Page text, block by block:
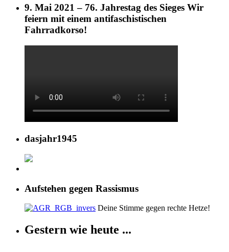
9. Mai 2021 – 76. Jahrestag des Sieges Wir
feiern mit einem antifaschistischen
Fahrradkorso!
dasjahr1945
Aufstehen gegen Rassismus
Deine Stimme gegen rechte Hetze!
Gestern wie heute ...